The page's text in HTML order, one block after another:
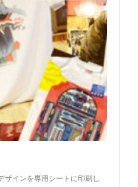
ザインを専用シートに印刷し